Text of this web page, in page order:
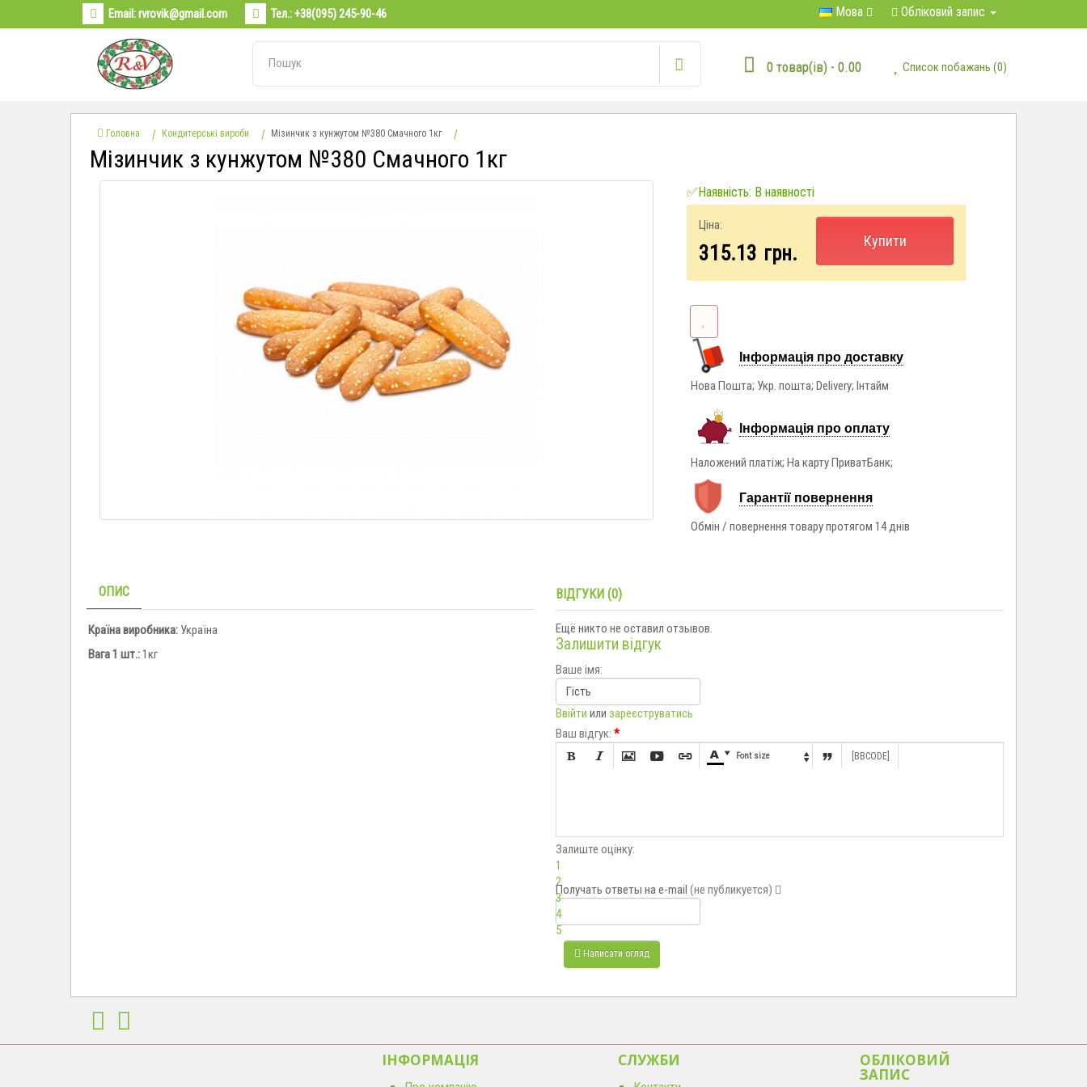
Email:rvrovik@gmail.com Тел.:+38(095) 245-90-46 Мова Обліковий запис
0 товар(ів) - 0.00 Список побажань (0)
Головна Кондитерські вироби Мізинчик з кунжутом №380 Смачного 1кг
Мізинчик з кунжутом №380 Смачного 1кг
✅Наявність: В наявності
Ціна:
315.13 грн.
Купити
Інформація про доставку
Нова Пошта; Укр. пошта; Delivery; Інтайм
Інформація про оплату
Наложений платіж; На карту ПриватБанк;
Гарантії повернення
Обмін / повернення товару протягом 14 днів
ОПИС
Країна виробника: Україна
Вага 1 шт.:1кг
ВІДГУКИ (0)
Ещё никто не оставил отзывов.
Залишити відгук
Ваше імя:
Ввійти или зареєструватись
Ваш відгук: *

      Font size   [BBCODE]
Залиште оцінку:
1
2
3
4
5
Получать ответы на e-mail (не публикуется)
Написати огляд
ІНФОРМАЦІЯ CЛУЖБИ ОБЛІКОВИЙ
ЗАПИС